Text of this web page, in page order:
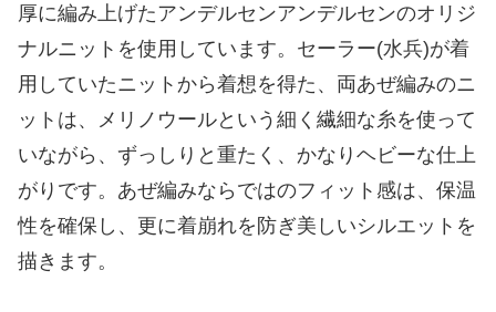
厚に編み上げたアンデルセンアンデルセンのオリジ
ナルニットを使用しています。セーラー(水兵)が着
用していたニットから着想を得た、両あぜ編みのニ
ットは、メリノウールという細く繊細な糸を使って
いながら、ずっしりと重たく、かなりヘビーな仕上
がりです。あぜ編みならではのフィット感は、保温
性を確保し、更に着崩れを防ぎ美しいシルエットを
描きます。